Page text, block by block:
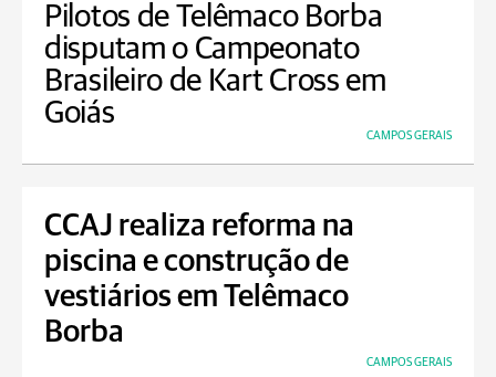
Pilotos de Telêmaco Borba
disputam o Campeonato
Brasileiro de Kart Cross em
Goiás
CAMPOS GERAIS
CCAJ realiza reforma na
piscina e construção de
vestiários em Telêmaco
Borba
CAMPOS GERAIS